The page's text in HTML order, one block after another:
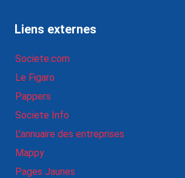
Liens externes
Societe.com
Le Figaro
Pappers
Societe Info
L'annuaire des entreprises
Mappy
Pages Jaunes